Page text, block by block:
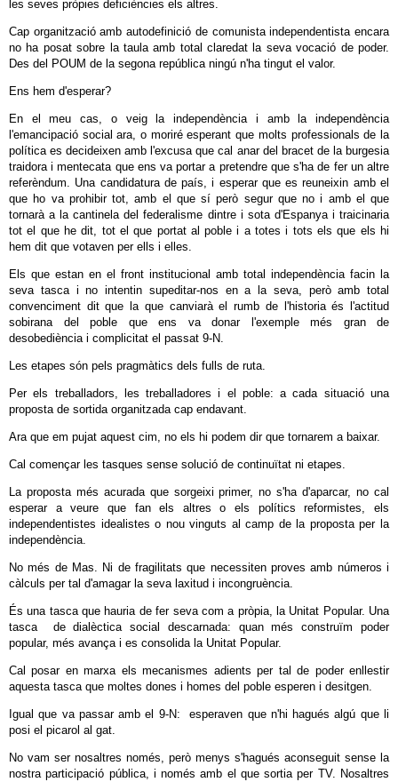
les seves pròpies deficiències els altres.
Cap organització amb autodefinició de comunista independentista encara
no ha posat sobre la taula amb total claredat la seva vocació de poder.
Des del POUM de la segona república ningú n'ha tingut el valor.
Ens hem d'esperar?
En el meu cas, o veig la independència i amb la independència
l'emancipació social ara, o moriré esperant que molts professionals de la
política es decideixen amb l'excusa que cal anar del bracet de la burgesia
traidora i mentecata que ens va portar a pretendre que s'ha de fer un altre
referèndum. Una candidatura de país, i esperar que es reuneixin amb el
que ho va prohibir tot, amb el que sí però segur que no i amb el que
tornarà a la cantinela del federalisme dintre i sota d'Espanya i traicinaria
tot el que he dit, tot el que portat al poble i a totes i tots els que els hi
hem dit que votaven per ells i elles.
Els que estan en el front institucional amb total independència facin la
seva tasca i no intentin supeditar-nos en a la seva, però amb total
convenciment dit que la que canviarà el rumb de l'historia és l'actitud
sobirana del poble que ens va donar l'exemple més gran de
desobediència i complicitat el passat 9-N.
Les etapes són pels pragmàtics dels fulls de ruta.
Per els treballadors, les treballadores i el poble: a cada situació una
proposta de sortida organitzada cap endavant.
Ara que em pujat aquest cim, no els hi podem dir que tornarem a baixar.
Cal començar les tasques sense solució de continuïtat ni etapes.
La proposta més acurada que sorgeixi primer, no s'ha d'aparcar, no cal
esperar a veure que fan els altres o els polítics reformistes, els
independentistes idealistes o nou vinguts al camp de la proposta per la
independència.
No més de Mas. Ni de fragilitats que necessiten proves amb números i
càlculs per tal d'amagar la seva laxitud i incongruència.
És una tasca que hauria de fer seva com a pròpia, la Unitat Popular. Una
tasca de dialèctica social descarnada: quan més construïm poder
popular, més avança i es consolida la Unitat Popular.
Cal posar en marxa els mecanismes adients per tal de poder enllestir
aquesta tasca que moltes dones i homes del poble esperen i desitgen.
Igual que va passar amb el 9-N: esperaven que n'hi hagués algú que li
posi el picarol al gat.
No vam ser nosaltres només, però menys s'hagués aconseguit sense la
nostra participació pública, i només amb el que sortia per TV. Nosaltres